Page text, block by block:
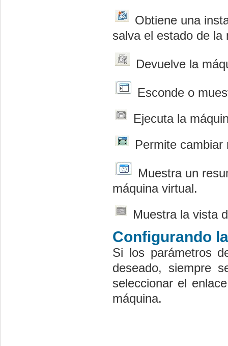
Obtiene una
salva el estado de
Devuelve la
Esconde o
Ejecuta la
Permite cambiar
Muestra un
máquina virtual.
Muestra la vista
Configurando
Si los parámetros
deseado, siempre
seleccionar el
máquina.